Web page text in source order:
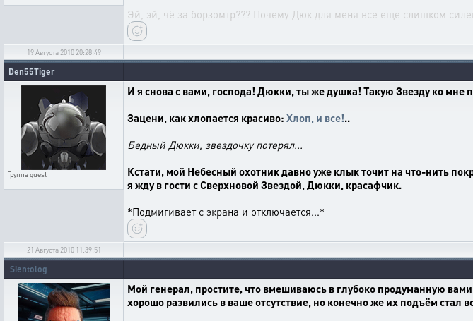
Эй, эй, чё за борзомтр??? Почему Дюк для меня все еще слишком
19 Августа 2010 20:28:49
Den55Tiger
Группаguest
И я снова с вами, господа! Дюкки, ты же душка! Такую Звезду ко мне
Зацени, как хлопается красиво: Хлоп, и все!..
Бедный Дюкки, звездочку потерял...
Кстати, мой Небесный охотник давно уже клык точит на что-нить
я жду в гости с Сверхновой Звездой, Дюкки, красафчик.
*Подмигивает с экрана и отключается...*
21 Августа 2010 11:39:51
Sientolog
Мой генерал, простите, что вмешиваюсь в глубоко продуманную
хорошо развились в ваше отсутствие, но конечно же их подъём